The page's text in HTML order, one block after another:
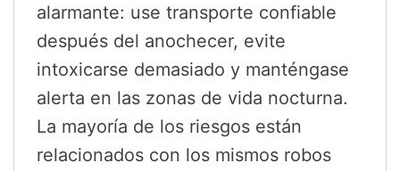
alarmante: use transporte confiable
después del anochecer, evite
intoxicarse demasiado y manténgase
alerta en las zonas de vida nocturna.
La mayoría de los riesgos están
relacionados con los mismos robos